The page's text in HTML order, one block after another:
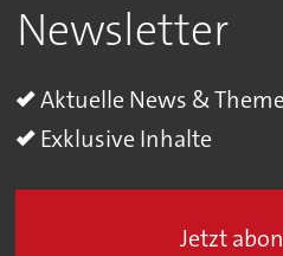
Newsletter
Aktuelle News &
Exklusive Inhalte
Jetzt